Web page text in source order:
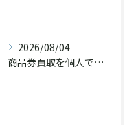
2026/08/04
商品券買取を個人で利用する際の奈良県橿原市で知っておきたい高換金ポイント